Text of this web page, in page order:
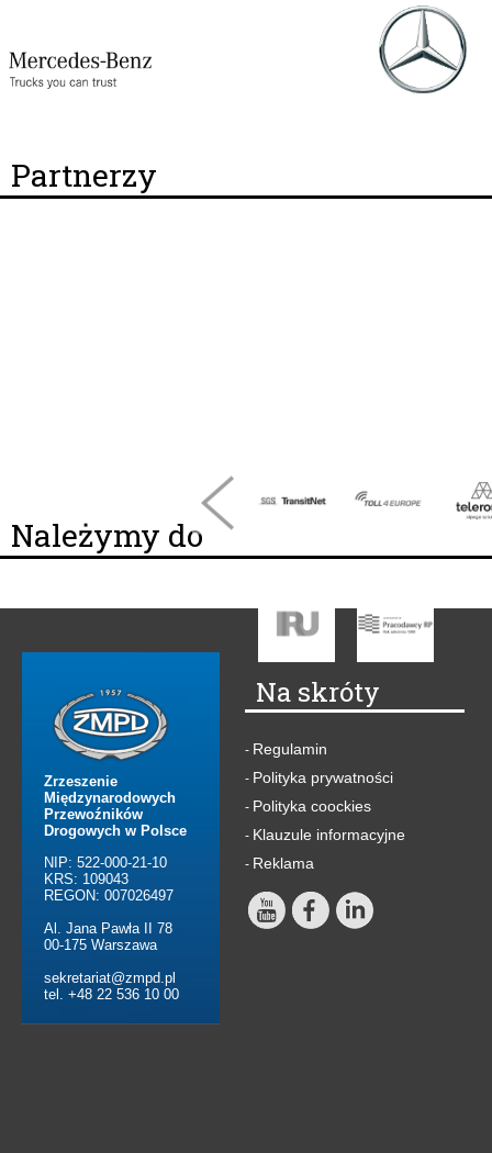
Partnerzy
Należymy do
Zrzeszenie
Międzynarodowych
Przewoźników
Drogowych w Polsce
NIP: 522-000-21-10
KRS: 109043
REGON: 007026497
Al. Jana Pawła II 78
00-175 Warszawa
sekretariat@zmpd.pl
tel. +48 22 536 10 00
Na skróty
- Regulamin
- Polityka prywatności
- Polityka coockies
- Klauzule informacyjne
- Reklama